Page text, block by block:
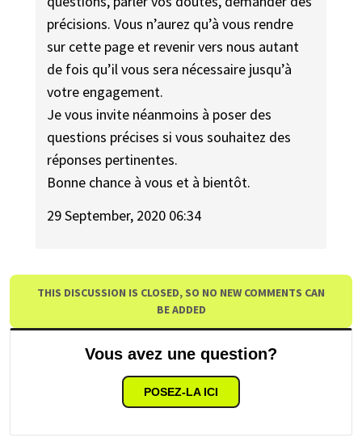
précisions. Vous n’aurez qu’à vous rendre
sur cette page et revenir vers nous autant
de fois qu’il vous sera nécessaire jusqu’à
votre engagement.
Je vous invite néanmoins à poser des
questions précises si vous souhaitez des
réponses pertinentes.
Bonne chance à vous et à bientôt.
29 September, 2020 06:34
THIS DISCUSSION IS CLOSED, SO NO NEW COMMENTS CAN
BE ADDED
Vous avez une question?
POSEZ-LA ICI